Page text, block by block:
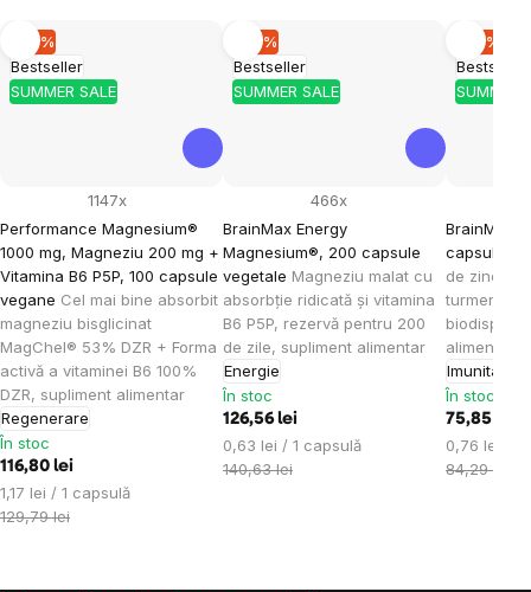
Bestseller
SUMMER SALE
–10 %
Performance Magnesium®
1000 mg, Magneziu 200 mg +
Vitamina B6 P5P, 100 capsule
vegane Cel mai bine absorbit
magneziu bisglicinat
MagChel® 53% DZR + Forma
activă a vitaminei B6 100%
DZR, supliment alimentar
Regenerare
1147x
În stoc
116,80 lei
Evaluare
preţ:
1,17 lei / 1 capsulă
129,79 lei
Bestseller
SUMMER SALE
–10 %
BrainMax Energy
Magnesium®, 200 capsule
vegetale Magneziu malat cu
absorbție ridicată și vitamina
B6 P5P, rezervă pentru 200
de zile, supliment alimentar
Energie
466x
În stoc
126,56 lei
Evaluare
preţ:
0,63 lei / 1 capsulă
140,63 lei
Bestseller
SUMMER
–10 %
BrainMax
capsule
de zinc,
turmeric
alimentar
Imunitate
În stoc
75,85 lei
Evaluare
preţ:
0,76 lei / 1
84,29 lei